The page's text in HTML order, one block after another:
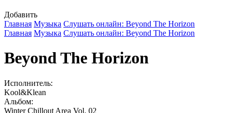
Добавить
Главная Музыка Слушать онлайн: Beyond The Horizon
Главная Музыка Слушать онлайн: Beyond The Horizon
Beyond The Horizon
Исполнитель:
Kool&Klean
Альбом:
Winter Chillout Area Vol. 02